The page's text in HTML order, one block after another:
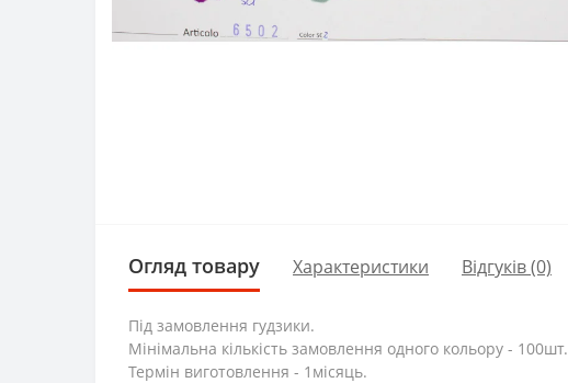
Огляд товару Характеристики Відгуків (0)
Під замовлення гудзики.
Мінімальна кількість замовлення одного кольору - 100шт.
Термін виготовлення - 1місяць.